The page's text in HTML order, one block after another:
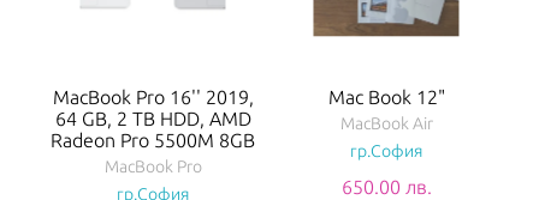
MacBook Pro 16'' 2019,
64 GB, 2 TB HDD, AMD
Radeon Pro 5500M 8GB
MacBook Pro
гр.София
Mac Book 12"
MacBook Air
гр.София
650.00 лв.